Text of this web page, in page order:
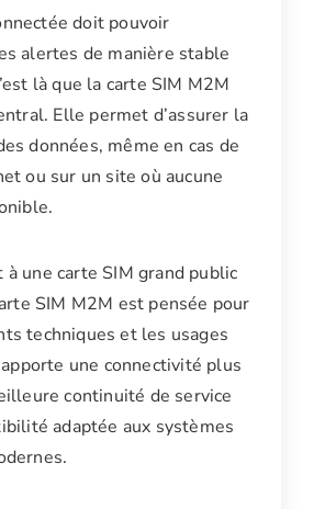
doit pouvoir
alertes de manière stable
là que la carte SIM M2M
Elle permet d’assurer la
données, même en cas de
ou sur un site où aucune
une carte SIM grand public
SIM M2M est pensée pour
techniques et les usages
une connectivité plus
continuité de service
adaptée aux systèmes